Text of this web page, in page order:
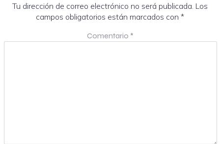
Tu dirección de correo electrónico no será publicada. Los
campos obligatorios están marcados con *
Comentario *